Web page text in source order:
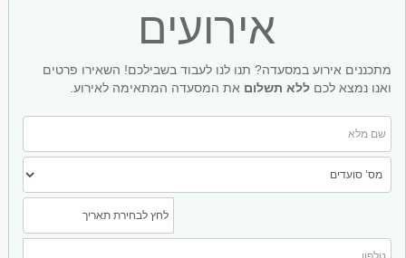
אירועים
מתכננים אירוע במסעדה? תנו לנו לעבוד בשבילכם! השאירו פרטים
ואנו נמצא לכם ללא תשלום את המסעדה המתאימה לאירוע.